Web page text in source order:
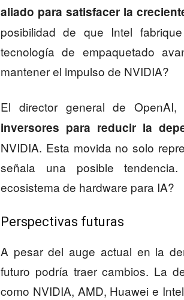
aliado para satisfacer la
posibilidad de que Intel
tecnología de empaquetado
mantener el impulso de NVIDIA?
El director general de
inversores para reducir la
NVIDIA. Esta movida no solo
señala una posible
ecosistema de hardware para IA?
Perspectivas futuras
A pesar del auge actual en la
futuro podría traer cambios. La
como NVIDIA, AMD, Huawei e